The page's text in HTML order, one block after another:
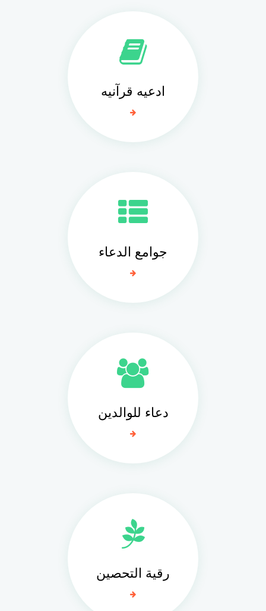
ادعيه قرآنيه
جوامع الدعاء
دعاء للوالدين
رقية التحصين